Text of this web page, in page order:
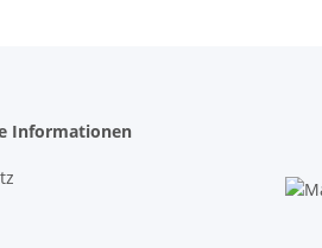
Informationen